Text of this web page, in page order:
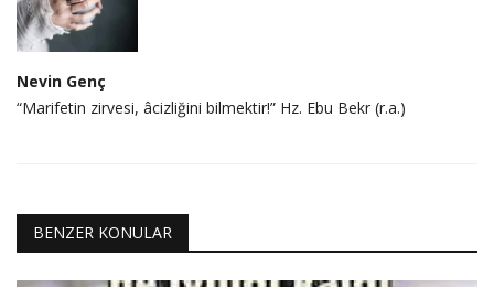
Nevin Genç
“Marifetin zirvesi, âcizliğini bilmektir!” Hz. Ebu Bekr (r.a.)
BENZER KONULAR